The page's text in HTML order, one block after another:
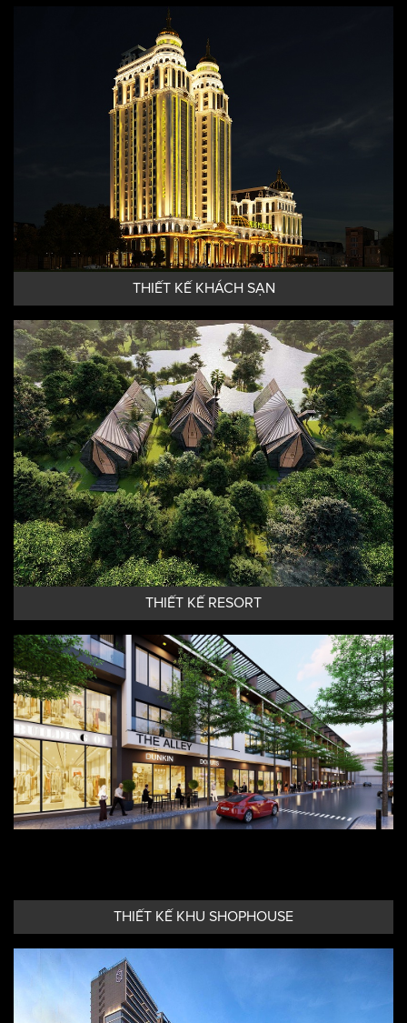
THIẾT KẾ KHÁCH SẠN
THIẾT KẾ RESORT
THIẾT KẾ KHU SHOPHOUSE